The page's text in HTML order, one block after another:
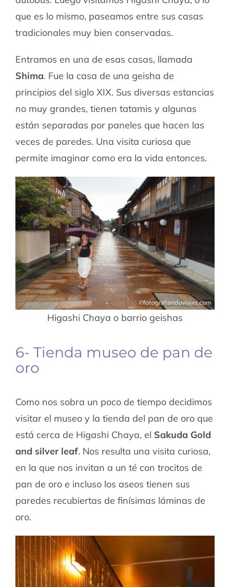
que es lo mismo, paseamos entre sus casas
tradicionales muy bien conservadas.
Entramos en una de esas casas, llamada
Shima. Fue la casa de una geisha de
principios del siglo XIX. Sus diversas estancias
no muy grandes, tienen tatamis y algunas
están separadas por paneles que hacen las
veces de paredes. Una visita curiosa que
permite imaginar como era la vida entonces.
Higashi Chaya o barrio geishas
6- Tienda museo de pan de
oro
Como nos sobra un poco de tiempo decidimos
visitar el museo y la tienda del pan de oro que
está cerca de Higashi Chaya, el Sakuda Gold
and silver leaf. Nos resulta una visita curiosa,
en la que nos invitan a un té con trocitos de
pan de oro e incluso los aseos tienen sus
paredes recubiertas de finísimas láminas de
oro.